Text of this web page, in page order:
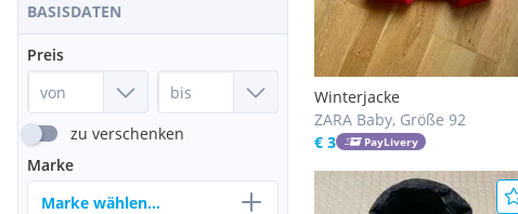
BASISDATEN
Preis
zu verschenken
Marke
Marke wählen...
Winterjacke
ZARA Baby, Größe 92
€ 3
PayLivery